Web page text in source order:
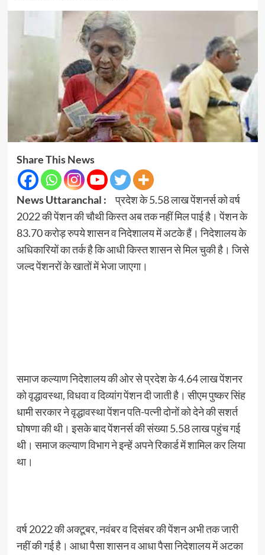
Share This News
News Uttaranchal :
प्रदेश के 5.58 लाख पेंशनर्स को वर्ष
2022 की पेंशन की चौथी किस्त अब तक नहीं मिल पाई है। पेंशन के
83.70 करोड़ रुपये शासन व निदेशालय में अटके हैं। निदेशालय के
अधिकारियों का तर्क है कि आधी किस्त शासन से मिल चुकी है। जिसे
जल्द पेंशनरों के खातों में भेजा जाएगा।
समाज कल्याण निदेशालय की ओर से प्रदेश के 4.64 लाख पेंशनर
को वृद्धावस्था, विधवा व दिव्यांग पेंशन दी जाती है। सीएम पुष्कर सिंह
धामी सरकार ने वृद्धावस्था पेंशन पति-पत्नी दोनों को देने की सशर्त
घोषणा की थी। इसके बाद पेंशनर्स की संख्या 5.58 लाख पहुंच गई
थी। समाज कल्याण विभाग ने इन्हें अपने रिकार्ड में शामिल कर लिया
था।
वर्ष 2022 की अक्टूबर, नवंबर व दिसंबर की पेंशन अभी तक जारी
नहीं की गई है। आधा पैसा शासन व आधा पैसा निदेशालय में अटका